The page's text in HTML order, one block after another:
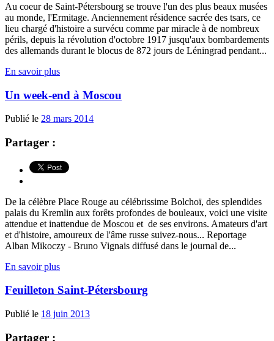
Au coeur de Saint-Pétersbourg se trouve l'un des plus beaux musées
au monde, l'Ermitage. Anciennement résidence sacrée des tsars, ce
lieu chargé d'histoire a survécu comme par miracle à de nombreux
périls, depuis la révolution d'octobre 1917 jusqu'aux bombardements
des allemands durant le blocus de 872 jours de Léningrad pendant...
En savoir plus
Un week-end à Moscou
Publié le 28 mars 2014
Partager :
De la célèbre Place Rouge au célébrissime Bolchoï, des splendides
palais du Kremlin aux forêts profondes de bouleaux, voici une visite
attendue et inattendue de Moscou et de ses environs. Amateurs d'art
et d'histoire, amoureux de l'âme russe suivez-nous... Reportage
Alban Mikoczy - Bruno Vignais diffusé dans le journal de...
En savoir plus
Feuilleton Saint-Pétersbourg
Publié le 18 juin 2013
Partager :